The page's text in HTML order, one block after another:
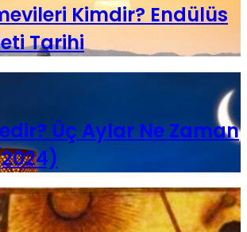
Kimdir? Endülüs
Tarihi
Üç Aylar Ne Zaman